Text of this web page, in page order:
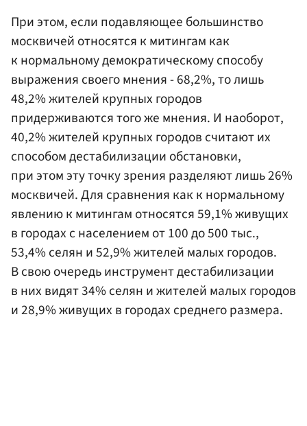
При этом, если подавляющее большинство
москвичей относятся к митингам как
к нормальному демократическому способу
выражения своего мнения - 68,2%, то лишь
48,2% жителей крупных городов
придерживаются того же мнения. И наоборот,
40,2% жителей крупных городов считают их
способом дестабилизации обстановки,
при этом эту точку зрения разделяют лишь 26%
москвичей. Для сравнения как к нормальному
явлению к митингам относятся 59,1% живущих
в городах с населением от 100 до 500 тыс.,
53,4% селян и 52,9% жителей малых городов.
В свою очередь инструмент дестабилизации
в них видят 34% селян и жителей малых городов
и 28,9% живущих в городах среднего размера.